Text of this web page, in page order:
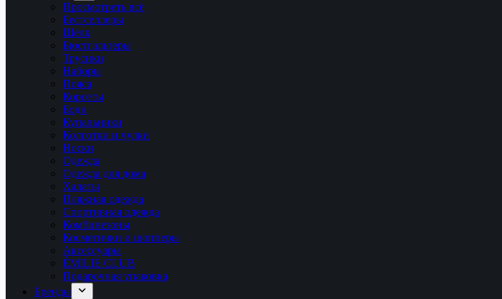
Просмотреть всё
Бестселлеры
Шёлк
Бюстгальтеры
Трусики
Наборы
Пояса
Корсеты
Боди
Купальники
Колготки и чулки
Носки
Одежда
Одежда для дома
Халаты
Пляжная одежда
Спортивная одежда
Комбинезоны
Косметички и шопперы
Аксессуары
ÉMILIE CLUB
Подарочная упаковка
Бренды